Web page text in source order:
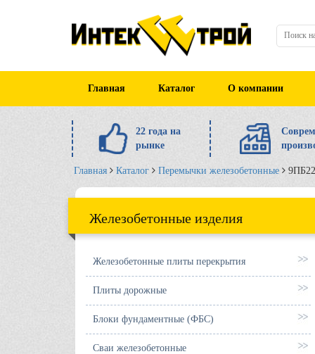
Главная Каталог О компании
22 года на
рынке
Главная Каталог Перемычки железобетонные
Железобетонные изделия
Железобетонные плиты перекрытия
Плиты дорожные
Блоки фундаментные (ФБС)
Сваи железобетонные